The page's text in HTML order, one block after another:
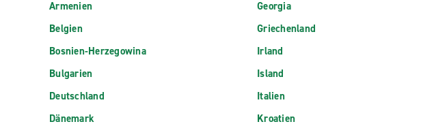
Armenien
Belgien
Bosnien-Herzegowina
Bulgarien
Deutschland
Dänemark
Georgia
Griechenland
Irland
Island
Italien
Kroatien